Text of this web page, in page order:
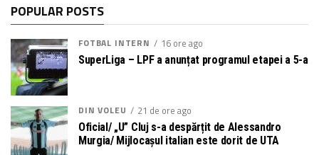
POPULAR POSTS
FOTBAL INTERN 16 ore ago
SuperLiga – LPF a anunțat programul etapei a 5-a
DIN VOLEU 21 de ore ago
Oficial/ „U” Cluj s-a despărțit de Alessandro
Murgia/ Mijlocașul italian este dorit de UTA